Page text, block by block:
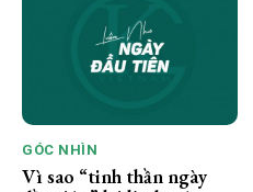
GÓC NHÌN
Vì sao “tinh thần ngày